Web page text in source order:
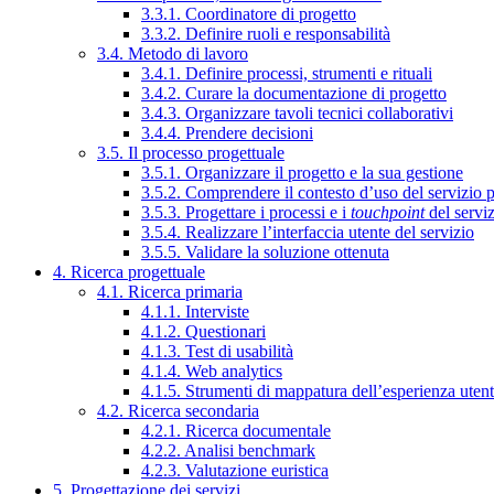
3.3.1. Coordinatore di progetto
3.3.2. Definire ruoli e responsabilità
3.4. Metodo di lavoro
3.4.1. Definire processi, strumenti e rituali
3.4.2. Curare la documentazione di progetto
3.4.3. Organizzare tavoli tecnici collaborativi
3.4.4. Prendere decisioni
3.5. Il processo progettuale
3.5.1. Organizzare il progetto e la sua gestione
3.5.2. Comprendere il contesto d’uso del servizio
3.5.3. Progettare i processi e i touchpointdel
3.5.4. Realizzare l’interfaccia utente del servizio
3.5.5. Validare la soluzione ottenuta
4. Ricerca progettuale
4.1. Ricerca primaria
4.1.1. Interviste
4.1.2. Questionari
4.1.3. Test di usabilità
4.1.4. Web analytics
4.1.5. Strumenti di mappatura dell’esperienza
4.2. Ricerca secondaria
4.2.1. Ricerca documentale
4.2.2. Analisi benchmark
4.2.3. Valutazione euristica
5. Progettazione dei servizi